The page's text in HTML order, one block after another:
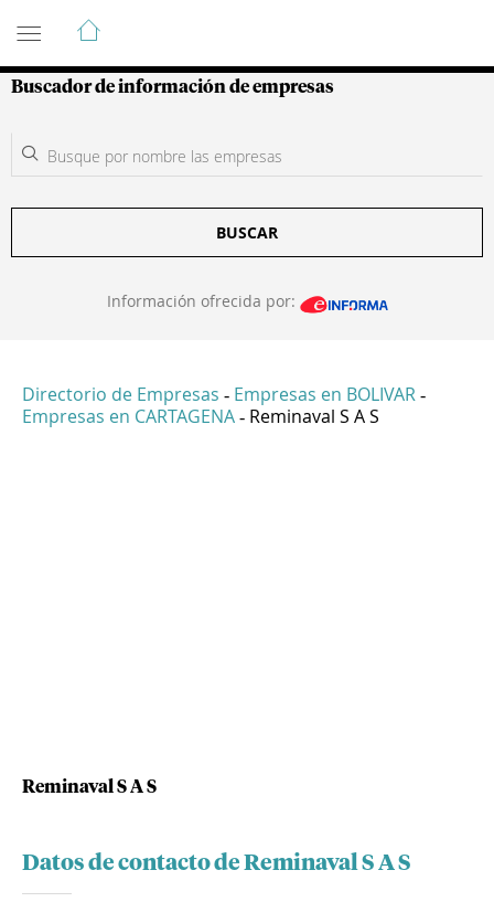
Guía de Empresas Colombianas
Buscador de información de empresas
BUSCAR
Información ofrecida por:
Directorio de Empresas - Empresas en BOLIVAR -
Empresas en CARTAGENA - Reminaval S A S
Reminaval S A S
Datos de contacto de Reminaval S A S